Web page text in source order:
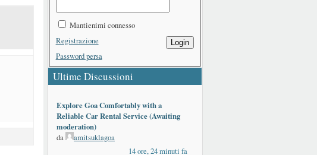
Mantienimi connesso
Login
Registrazione
Password persa
Ultime Discussioni
Explore Goa Comfortably with a
Reliable Car Rental Service (Awaiting
moderation)
da
amitsuklagoa
14 ore, 24 minuti fa